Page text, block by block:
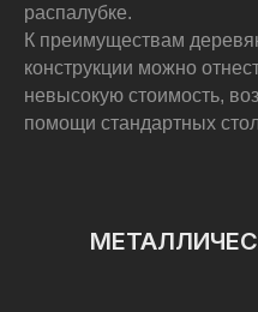
распалубке.
К преимуществам
конструкции можно
невысокую стоимость,
помощи стандартных